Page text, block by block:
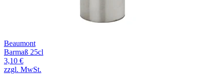
Beaumont
Barmaß 25cl
3,10 €
zzgl. MwSt.